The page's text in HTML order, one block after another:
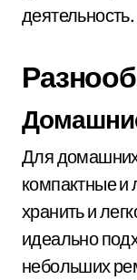
деятельность.
Для
компактные и
хранить и
идеально
небольших